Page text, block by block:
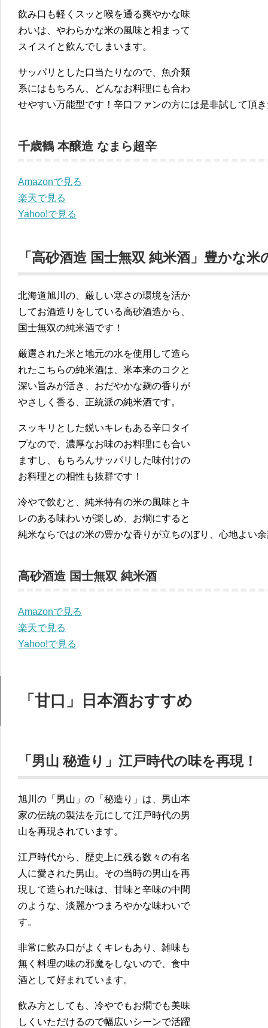
飲み口も軽くスッと喉を通る爽やかな味
わいは、やわらかな米の風味と相まって
スイスイと飲んでしまいます。
サッパリとした口当たりなので、魚介類
系にはもちろん、どんなお料理にも合わ
せやすい万能型です！辛口ファンの方には是非試して頂
千歳鶴 本醸造 なまら超辛
Amazonで見る
楽天で見る
Yahoo!で見る
「高砂酒造 国士無双 純米酒」豊かな
北海道旭川の、厳しい寒さの環境を活か
してお酒造りをしている高砂酒造から、
国士無双の純米酒です！
厳選された米と地元の水を使用して造ら
れたこちらの純米酒は、米本来のコクと
深い旨みが活き、おだやかな麹の香りが
やさしく香る、正統派の純米酒です。
スッキリとした鋭いキレもある辛口タイ
プなので、濃厚なお味のお料理にも合い
ますし、もちろんサッパリした味付けの
お料理との相性も抜群です！
冷やで飲むと、純米特有の米の風味とキ
レのある味わいが楽しめ、お燗にすると
純米ならではの米の豊かな香りが立ちのぼり、心地よい
高砂酒造 国士無双 純米酒
Amazonで見る
楽天で見る
Yahoo!で見る
「甘口」日本酒おすすめ
「男山 秘造り」江戸時代の味を再現！
旭川の「男山」の「秘造り」は、男山本
家の伝統の製法を元にして江戸時代の男
山を再現されています。
江戸時代から、歴史上に残る数々の有名
人に愛された男山。その当時の男山を再
現して造られた味は、甘味と辛味の中間
のような、淡麗かつまろやかな味わいで
す。
非常に飲み口がよくキレもあり、雑味も
無く料理の味の邪魔をしないので、食中
酒として好まれています。
飲み方としても、冷やでもお燗でも美味
しくいただけるので幅広いシーンで活躍